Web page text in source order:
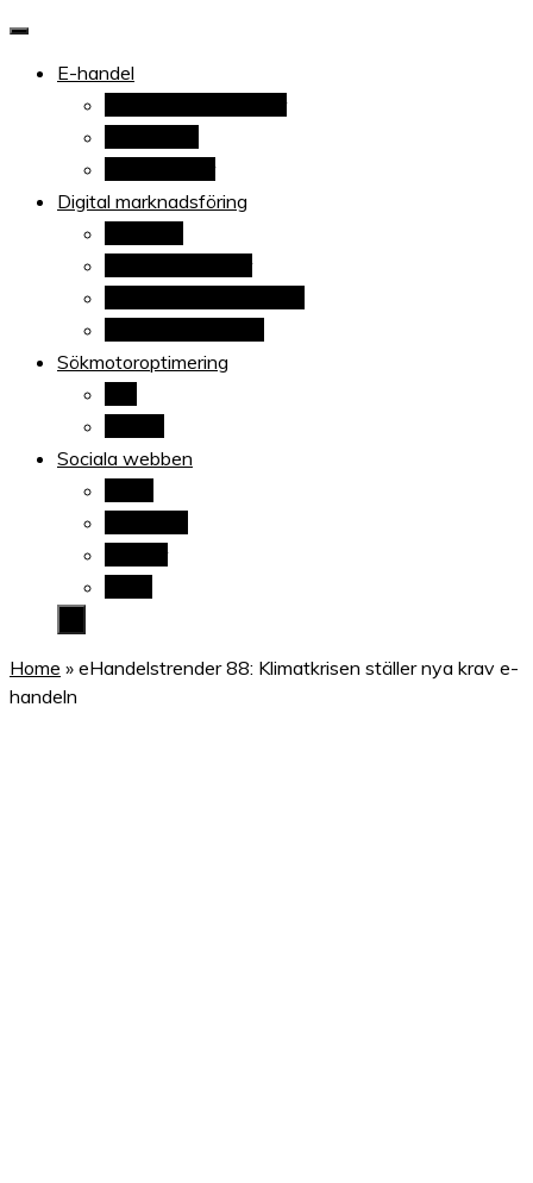
Ehandelstrender
E-handel
Digital marknadsföring
Sökmotoroptimering
Sociala webben
Home » eHandelstrender 88: Klimatkrisen ställer nya krav e-
handeln